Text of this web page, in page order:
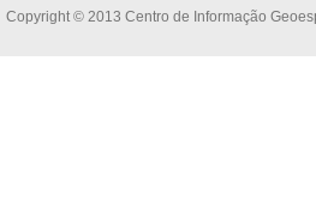
Copyright © 2013 Centro de Informação